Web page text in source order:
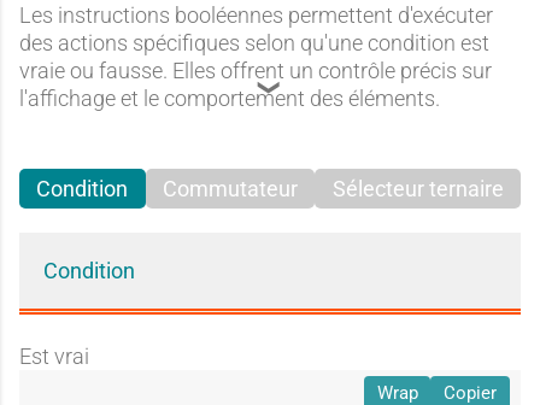
Les instructions booléennes permettent d'exécuter
des actions spécifiques selon qu'une condition est
vraie ou fausse. Elles offrent un contrôle précis sur
l'affichage et le comportement des éléments.
Condition Commutateur Sélecteur ternaire
Condition
Est vrai
Wrap Copier